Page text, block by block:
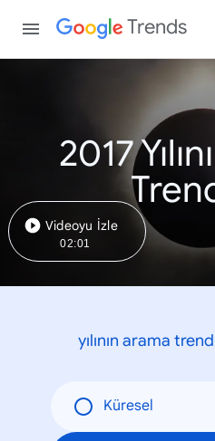
Trends
2017
Videoyu İzle
02:01
yılının arama
Küresel